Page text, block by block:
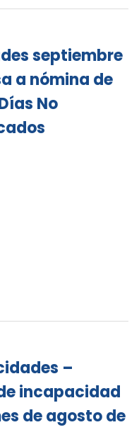
septiembre
a nómina de
No
–
incapacidad
de agosto de